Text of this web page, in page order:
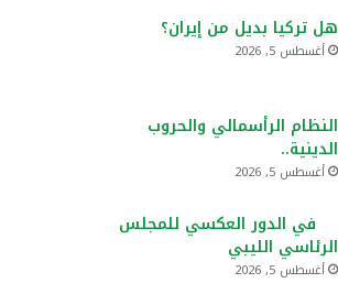
هل تركيا بديل من إيران؟
أغسطس 5, 2026
النظام الرأسمالي والحروب
الدينية..
أغسطس 5, 2026
في الدور العكسي للمجلس
الرئاسي الليبي
أغسطس 5, 2026